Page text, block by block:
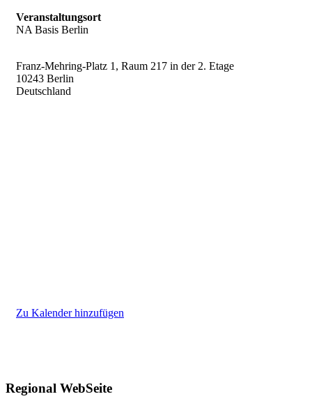
Veranstaltungsort
NA Basis Berlin
Franz-Mehring-Platz 1, Raum 217 in der 2. Etage
10243 Berlin
Deutschland
Zu Kalender hinzufügen
Regional WebSeite